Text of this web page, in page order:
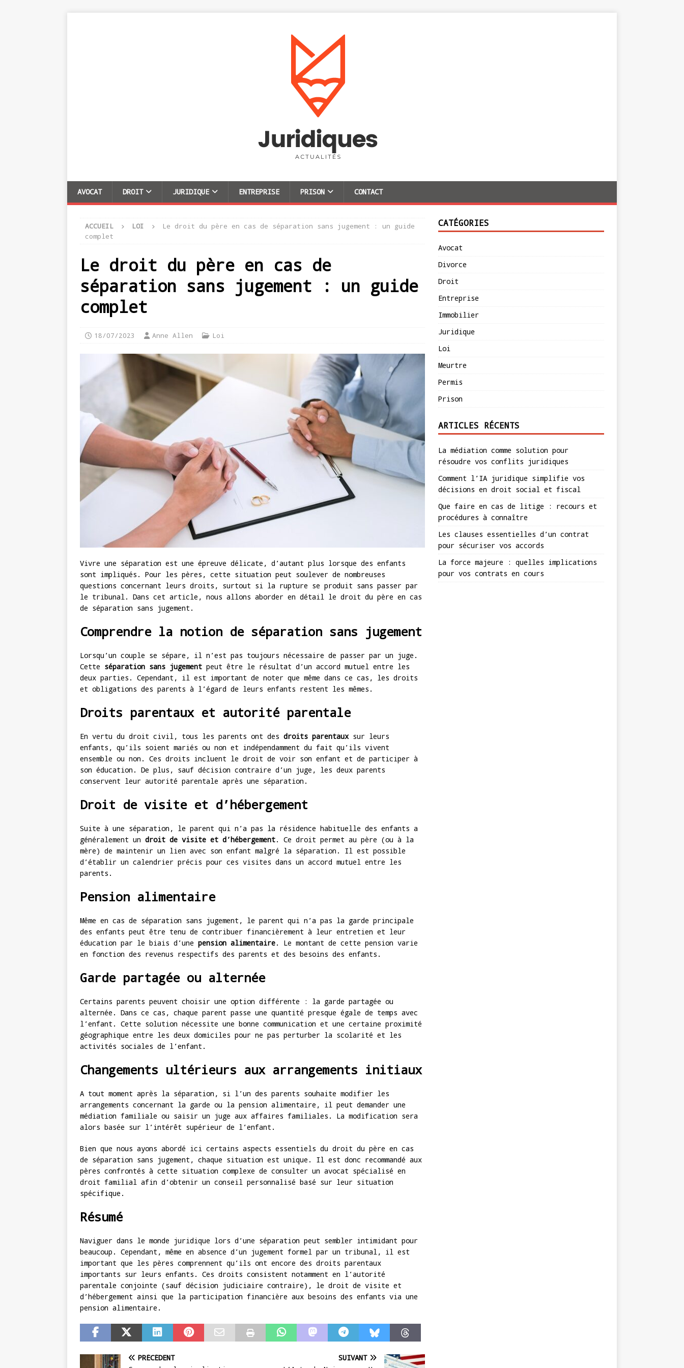
AVOCAT DROIT JURIDIQUE ENTREPRISE PRISON CONTACT
ACCUEIL LOI
Le droit du père en cas de séparation sans jugement : un guide
complet
Le droit du père en cas de
séparation sans jugement : un guide
complet
18/07/2023 Anne Allen Loi
Vivre une séparation est une épreuve délicate, d’autant plus lorsque des enfants
sont impliqués. Pour les pères, cette situation peut soulever de nombreuses
questions concernant leurs droits, surtout si la rupture se produit sans passer par
le tribunal. Dans cet article, nous allons aborder en détail le droit du père en cas
de séparation sans jugement.
Comprendre la notion de séparation sans jugement
Lorsqu’un couple se sépare, il n’est pas toujours nécessaire de passer par un juge.
Cette séparation sans jugement peut être le résultat d’un accord mutuel entre les
deux parties. Cependant, il est important de noter que même dans ce cas, les droits
et obligations des parents à l’égard de leurs enfants restent les mêmes.
Droits parentaux et autorité parentale
En vertu du droit civil, tous les parents ont des droits parentauxsur leurs
enfants, qu’ils soient mariés ou non et indépendamment du fait qu’ils vivent
ensemble ou non. Ces droits incluent le droit de voir son enfant et de participer à
son éducation. De plus, sauf décision contraire d’un juge, les deux parents
conservent leur autorité parentale après une séparation.
Droit de visite et d’hébergement
Suite à une séparation, le parent qui n’a pas la résidence habituelle des enfants a
généralement un droit de visite et d’hébergement. Ce droit permet au père (ou à la
mère) de maintenir un lien avec son enfant malgré la séparation. Il est possible
d’établir un calendrier précis pour ces visites dans un accord mutuel entre les
parents.
Pension alimentaire
Même en cas de séparation sans jugement, le parent qui n’a pas la garde principale
des enfants peut être tenu de contribuer financièrement à leur entretien et leur
éducation par le biais d’une pension alimentaire. Le montant de cette pension varie
en fonction des revenus respectifs des parents et des besoins des enfants.
Garde partagée ou alternée
Certains parents peuvent choisir une option différente : la garde partagée ou
alternée. Dans ce cas, chaque parent passe une quantité presque égale de temps avec
l’enfant. Cette solution nécessite une bonne communication et une certaine proximité
géographique entre les deux domiciles pour ne pas perturber la scolarité et les
activités sociales de l’enfant.
Changements ultérieurs aux arrangements initiaux
A tout moment après la séparation, si l’un des parents souhaite modifier les
arrangements concernant la garde ou la pension alimentaire, il peut demander une
médiation familiale ou saisir un juge aux affaires familiales. La modification sera
alors basée sur l’intérêt supérieur de l’enfant.
Bien que nous ayons abordé ici certains aspects essentiels du droit du père en cas
de séparation sans jugement, chaque situation est unique. Il est donc recommandé aux
pères confrontés à cette situation complexe de consulter un avocat spécialisé en
droit familial afin d’obtenir un conseil personnalisé basé sur leur situation
spécifique.
Résumé
Naviguer dans le monde juridique lors d’une séparation peut sembler intimidant pour
beaucoup. Cependant, même en absence d’un jugement formel par un tribunal, il est
important que les pères comprennent qu’ils ont encore des droits parentaux
importants sur leurs enfants. Ces droits consistent notamment en l’autorité
parentale conjointe (sauf décision judiciaire contraire), le droit de visite et
d’hébergement ainsi que la participation financière aux besoins des enfants via une
pension alimentaire.
PRÉCÉDENT SUIVANT
CATÉGORIES
Avocat
Divorce
Droit
Entreprise
Immobilier
Juridique
Loi
Meurtre
Permis
Prison
ARTICLES RÉCENTS
La médiation comme solution pour
résoudre vos conflits juridiques
Comment l’IA juridique simplifie vos
décisions en droit social et fiscal
Que faire en cas de litige : recours et
procédures à connaître
Les clauses essentielles d’un contrat
pour sécuriser vos accords
La force majeure : quelles implications
pour vos contrats en cours